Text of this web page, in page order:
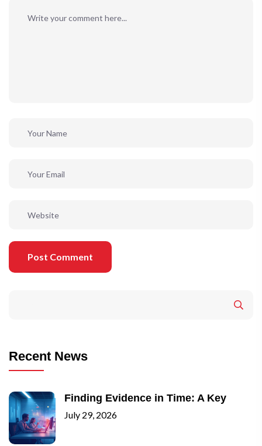
Post Comment
Recent News
Finding Evidence in Time: A Key
July 29, 2026